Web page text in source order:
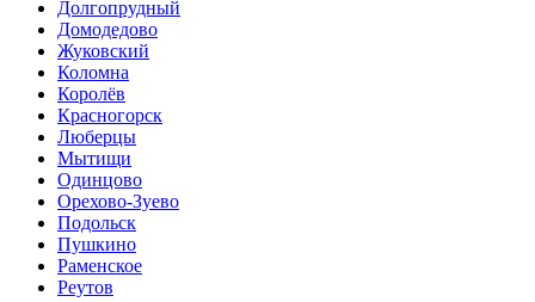
Долгопрудный
Домодедово
Жуковский
Коломна
Королёв
Красногорск
Люберцы
Мытищи
Одинцово
Орехово-Зуево
Подольск
Пушкино
Раменское
Реутов